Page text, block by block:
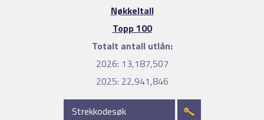
Nøkkeltall
Topp 100
Totalt antall utlån:
2026: 13,187,507
2025: 22,941,846